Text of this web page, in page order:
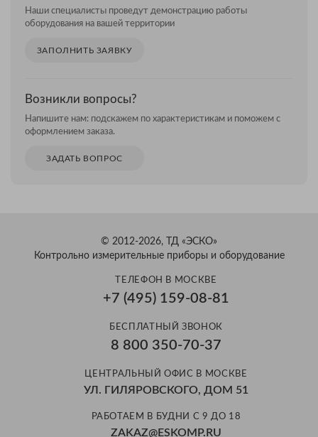
Наши специалисты проведут демонстрацию работы
оборудования на вашей территории
ЗАПОЛНИТЬ ЗАЯВКУ
Возникли вопросы?
Напишите нам: подскажем по характеристикам и поможем с
оформлением заказа.
ЗАДАТЬ ВОПРОС
© 2012-2026, ТД «ЭСКО»
Контрольно измерительные приборы и оборудование
ТЕЛЕФОН В МОСКВЕ
+7 (495) 159-08-81
БЕСПЛАТНЫЙ ЗВОНОК
8 800 350-70-37
ЦЕНТРАЛЬНЫЙ ОФИС В МОСКВЕ
УЛ. ГИЛЯРОВСКОГО, ДОМ 51
РАБОТАЕМ В БУДНИ С 9 ДО 18
ZAKAZ@ESKOMP.RU